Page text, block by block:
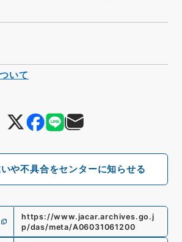
や不具合をセンターに知らせる
https://www.jacar.archives.go.j
p/das/meta/A06031061200
いて